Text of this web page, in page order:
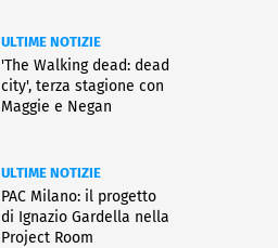
ULTIME NOTIZIE
'The Walking dead: dead
city', terza stagione con
Maggie e Negan
ULTIME NOTIZIE
PAC Milano: il progetto
di Ignazio Gardella nella
Project Room